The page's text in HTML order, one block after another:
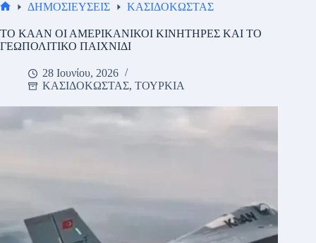
σελίδα
ΔΗΜΟΣΙΕΥΣΕΙΣ ΚΑΣΙΔΟΚΩΣΤΑΣ
ΤΟ ΚΑΑΝ ΟΙ ΑΜΕΡΙΚΑΝΙΚΟΙ ΚΙΝΗΤΗΡΕΣ ΚΑΙ ΤΟ
ΓΕΩΠΟΛΙΤΙΚΟ ΠΑΙΧΝΙΔΙ
28 Ιουνίου, 2026
ΚΑΣΙΔΟΚΩΣΤΑΣ, ΤΟΥΡΚΙΑ